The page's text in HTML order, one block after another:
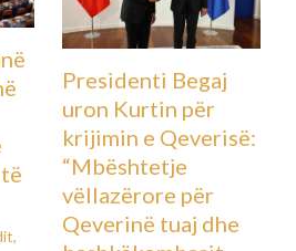
,
Presidenti Begaj
uron Kurtin për
krijimin e Qeverisë:
“Mbështetje
vëllazërore për
Qeverinë tuaj dhe